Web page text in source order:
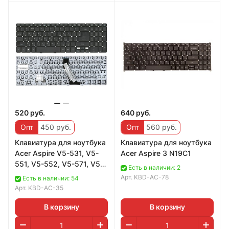
520 руб.
Опт
450 руб.
Клавиатура для ноутбука
Acer Aspire V5-531, V5-
551, V5-552, V5-571, V5-
572, V7-581, V7-582, M3-
581
Есть в наличии: 54
Арт. KBD-AC-35
В корзину
640 руб.
Опт
560 руб.
Клавиатура для ноутбука
Acer Aspire 3 N19C1
Есть в наличии: 2
Арт. KBD-AC-78
В корзину